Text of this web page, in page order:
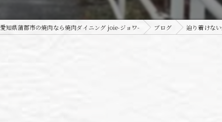
愛知県蒲郡市の焼肉なら焼肉ダイニング joie-ジョワ- ブログ 辿り着けな